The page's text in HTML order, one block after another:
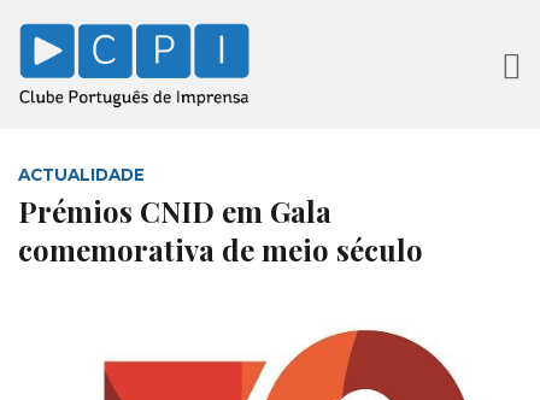
ACTUALIDADE
Prémios CNID em Gala
comemorativa de meio século